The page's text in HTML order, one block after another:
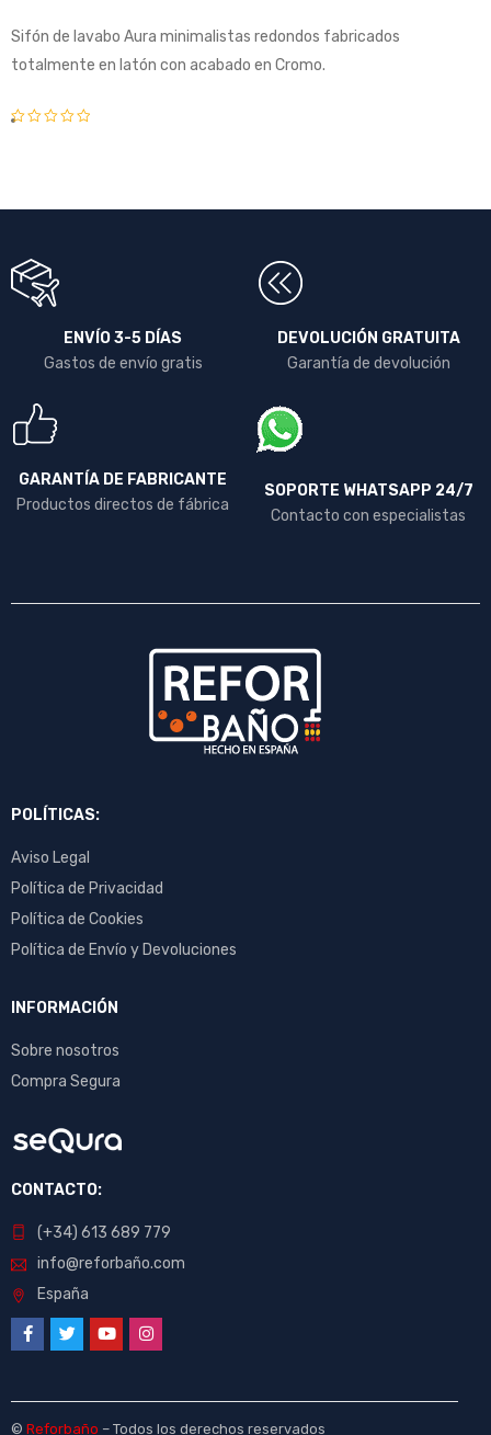
Sifón de lavabo Aura minimalistas redondos fabricados
totalmente en latón con acabado en Cromo.
ENVÍO 3-5 DÍAS
Gastos de envío gratis
DEVOLUCIÓN GRATUITA
Garantía de devolución
GARANTÍA DE FABRICANTE
Productos directos de fábrica
SOPORTE WHATSAPP 24/7
Contacto con especialistas
POLÍTICAS:
Aviso Legal
Política de Privacidad
Política de Cookies
Política de Envío y Devoluciones
INFORMACIÓN
Sobre nosotros
Compra Segura
CONTACTO:
(+34) 613 689 779
info@reforbaño.com
España
© Reforbaño – Todos los derechos reservados